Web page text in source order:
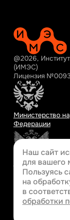
@2026,
(ИМЭС)
Лицензия
Министерство
Федерации
Министерство
Разработка
Наш сайт
для вашего
Пользуясь
на
в
обработки